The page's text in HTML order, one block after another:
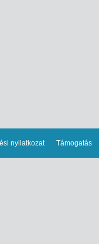
nyilatkozat Támogatás